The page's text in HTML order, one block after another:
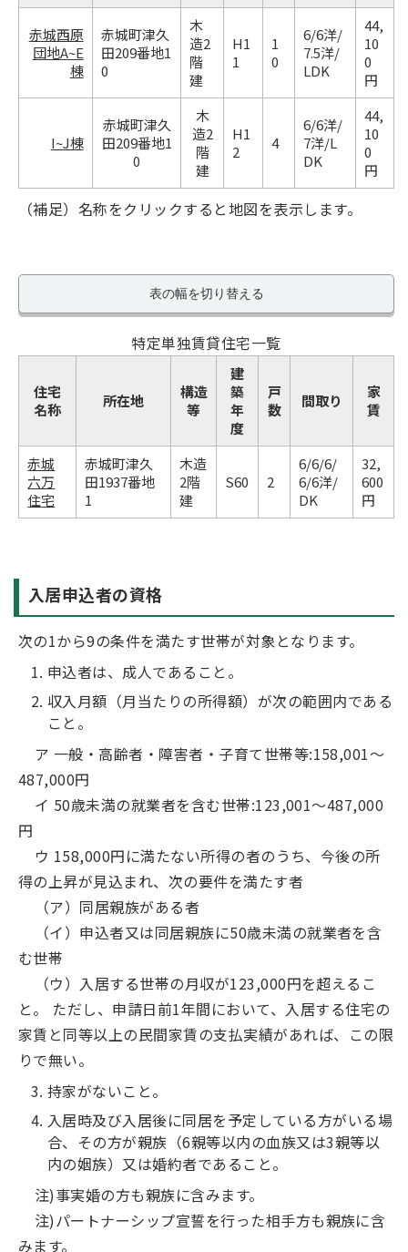
赤城西原
団地A~E
棟
赤城町津久
田209番地1
0
木
造2
階
建
H1
1
1
0
6/6洋/
7.5洋/
LDK
44,
10
0
円
I~J棟
赤城町津久
田209番地1
0
木
造2
階
建
H1
2
4
6/6洋/
7洋/L
DK
44,
10
0
円
（補足）名称をクリックすると地図を表示します。
表の幅を切り替える
特定単独賃貸住宅一覧
住宅
名称
所在地
構造
等
建
築
年
度
戸
数
間取り
家
賃
赤城
六万
住宅
赤城町津久
田1937番地
1
木造
2階
建
S60 2
6/6/6/
6/6洋/
DK
32,
600
円
入居申込者の資格
次の1から9の条件を満たす世帯が対象となります。
申込者は、成人であること。
収入月額（月当たりの所得額）が次の範囲内である
こと。
ア 一般・高齢者・障害者・子育て世帯等:158,001～
487,000円
イ 50歳未満の就業者を含む世帯:123,001～487,000
円
ウ 158,000円に満たない所得の者のうち、今後の所
得の上昇が見込まれ、次の要件を満たす者
（ア）同居親族がある者
（イ）申込者又は同居親族に50歳未満の就業者を含
む世帯
（ウ）入居する世帯の月収が123,000円を超えるこ
と。 ただし、申請日前1年間において、入居する住宅の
家賃と同等以上の民間家賃の支払実績があれば、この限
りで無い。
持家がないこと。
入居時及び入居後に同居を予定している方がいる場
合、その方が親族（6親等以内の血族又は3親等以
内の姻族）又は婚約者であること。
注)事実婚の方も親族に含みます。
注)パートナーシップ宣誓を行った相手方も親族に含
みます。